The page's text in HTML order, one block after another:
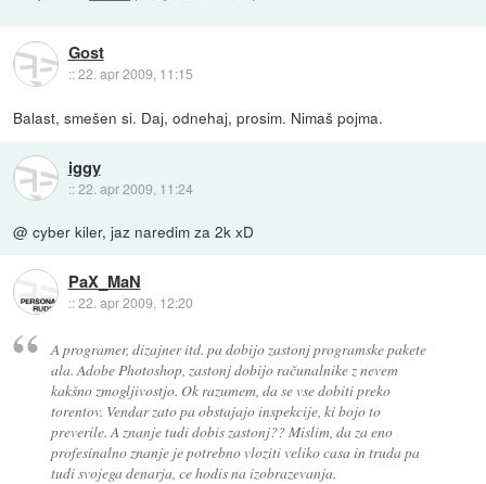
Gost
::22. apr 2009, 11:15
Balast, smešen si. Daj, odnehaj, prosim. Nimaš pojma.
iggy
::22. apr 2009, 11:24
@ cyber kiler, jaz naredim za 2k xD
PaX_MaN
::22. apr 2009, 12:20
A programer, dizajner itd. pa dobijo zastonj programske pakete
ala. Adobe Photoshop, zastonj dobijo računalnike z nevem
kakšno zmogljivostjo. Ok razumem, da se vse dobiti preko
torentov. Vendar zato pa obstajajo inspekcije, ki bojo to
preverile. A znanje tudi dobis zastonj?? Mislim, da za eno
profesinalno znanje je potrebno vloziti veliko casa in truda pa
tudi svojega denarja, ce hodis na izobrazevanja.